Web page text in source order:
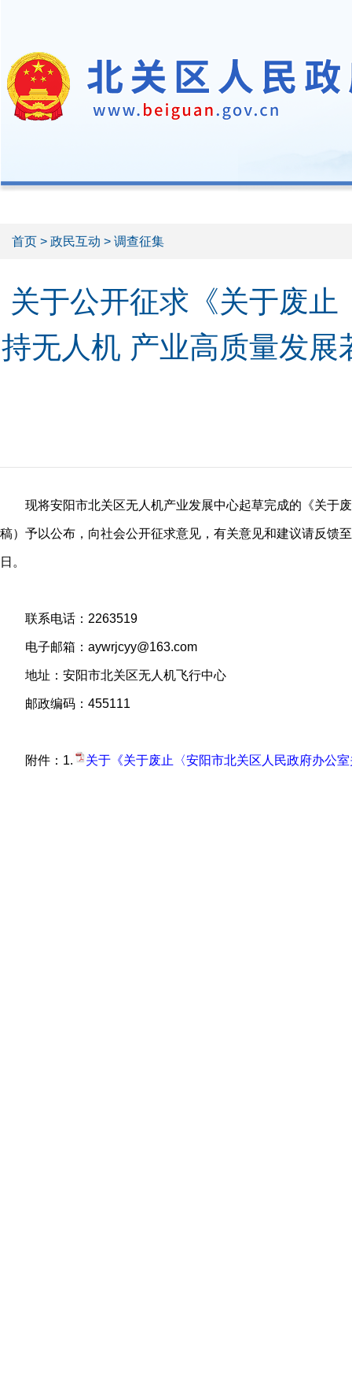
首页 > 政民互动 > 调查征集
关于公开征求《关于废
持无人机 产业高质量发
现将安阳市北关区无人机产业发展中心起草完成的《关于
稿）予以公布，向社会公开征求意见，有关意见和建议请反馈
日。
联系电话：2263519
电子邮箱：aywrjcyy@163.com
地址：安阳市北关区无人机飞行中心
邮政编码：455111
附件：1. 关于《关于废止〈安阳市北关区人民政府办公